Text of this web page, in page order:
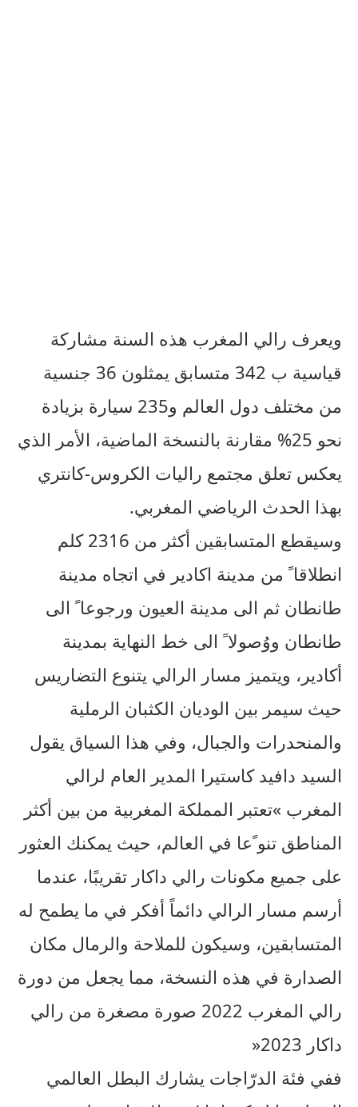
ويعرف رالي المغرب هذه السنة مشاركة
قياسية ب 342 متسابق يمثلون 36 جنسية
من مختلف دول العالم و235 سيارة بزيادة
نحو 25% مقارنة بالنسخة الماضية، الأمر الذي
يعكس تعلق مجتمع راليات الكروس-كانتري
بهذا الحدث الرياضي المغربي.
وسيقطع المتسابقين أكثر من 2316 كلم
انطلاقا ً من مدينة اكادير في اتجاه مدينة
طانطان ثم الى مدينة العيون ورجوعا ً الى
طانطان ووُصولا ً الى خط النهاية بمدينة
أكادير، ويتميز مسار الرالي يتنوع التضاريس
حيث سيمر بين الوديان الكثبان الرملية
والمنحدرات والجبال، وفي هذا السياق يقول
السيد دافيد كاستيرا المدير العام لرالي
المغرب »تعتبر المملكة المغربية من بين أكثر
المناطق تنو ًعا في العالم، حيث يمكنك العثور
على جميع مكونات رالي داكار تقريبًا، عندما
أرسم مسار الرالي دائماً أفكر في ما يطمح له
المتسابقين، وسيكون للملاحة والرمال مكان
الصدارة في هذه النسخة، مما يجعل من دورة
رالي المغرب 2022 صورة مصغرة من رالي
داكار 2023«
ففي فئة الدرّاجات يشارك البطل العالمي